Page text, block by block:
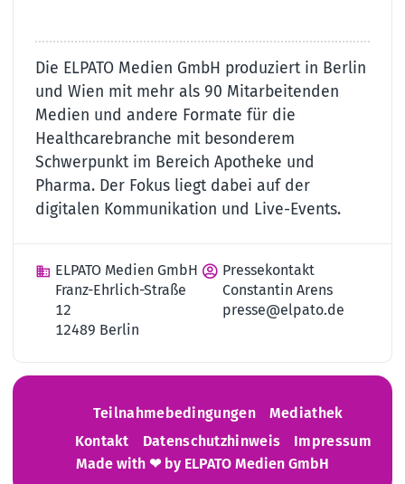
Die ELPATO Medien GmbH produziert in Berlin
und Wien mit mehr als 90 Mitarbeitenden
Medien und andere Formate für die
Healthcarebranche mit besonderem
Schwerpunkt im Bereich Apotheke und
Pharma. Der Fokus liegt dabei auf der
digitalen Kommunikation und Live-Events.
ELPATO Medien GmbH
Franz-Ehrlich-Straße
12
12489 Berlin
Pressekontakt
Constantin Arens
presse@elpato.de
Made with ❤ by ELPATO Medien GmbH
Teilnahmebedingungen
Mediathek
Kontakt
Datenschutzhinweis Impressum